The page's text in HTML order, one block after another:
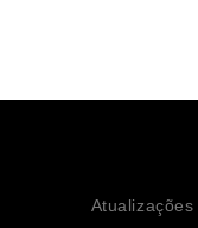
Atualizações